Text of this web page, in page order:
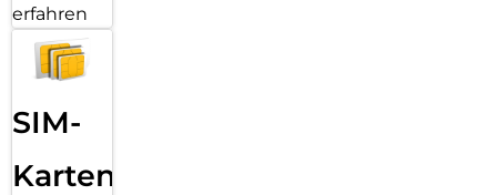
erfahren
SIM-
Karten